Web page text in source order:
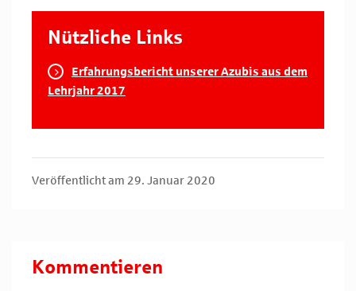
Nützliche Links
Erfahrungsbericht unserer Azubis aus dem
Lehrjahr 2017
Veröffentlicht am 29. Januar 2020
Kommentieren